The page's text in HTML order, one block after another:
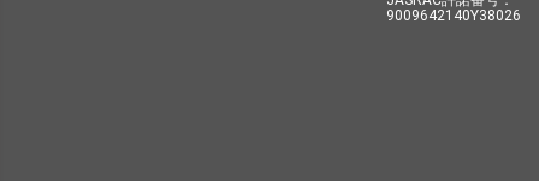
9009642140Y38026